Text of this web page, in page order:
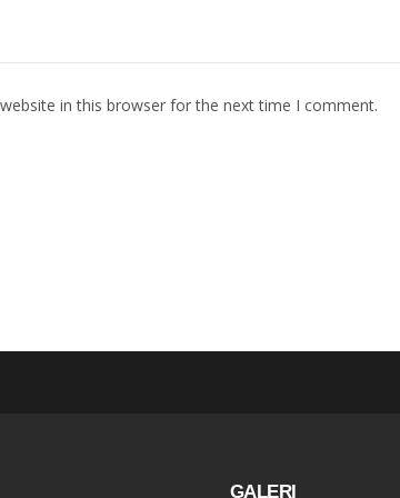
in this browser for the next time I comment.
GALERI